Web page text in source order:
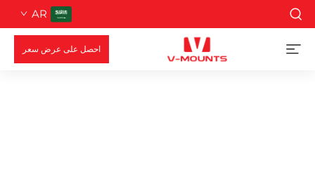
AR
احصل على عرض سعر